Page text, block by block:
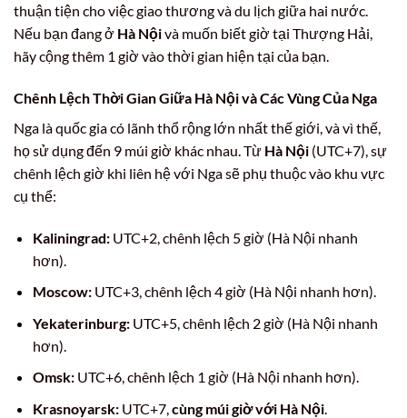
thuận tiện cho việc giao thương và du lịch giữa hai nước.
Nếu bạn đang ở Hà Nộivà muốn biết giờ tại Thượng Hải,
hãy cộng thêm 1 giờ vào thời gian hiện tại của bạn.
Chênh Lệch Thời Gian Giữa Hà Nội và Các Vùng Của Nga
Nga là quốc gia có lãnh thổ rộng lớn nhất thế giới, và vì thế,
họ sử dụng đến 9 múi giờ khác nhau. Từ Hà Nội (UTC+7), sự
chênh lệch giờ khi liên hệ với Nga sẽ phụ thuộc vào khu vực
cụ thể:
Kaliningrad:UTC+2, chênh lệch 5 giờ (Hà Nội nhanh
hơn).
Moscow:UTC+3, chênh lệch 4 giờ (Hà Nội nhanh hơn).
Yekaterinburg:UTC+5, chênh lệch 2 giờ (Hà Nội nhanh
hơn).
Omsk:UTC+6, chênh lệch 1 giờ (Hà Nội nhanh hơn).
Krasnoyarsk:UTC+7,cùng múi giờ với Hà Nội.